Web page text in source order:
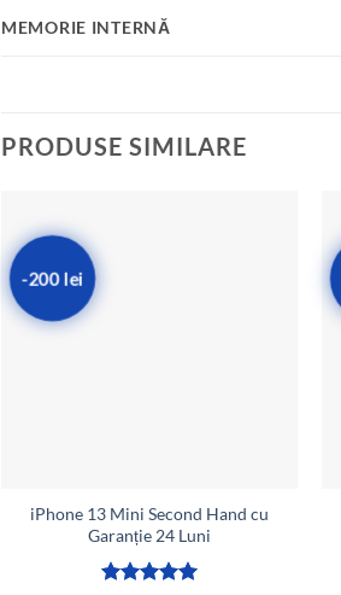
MEMORIE INTERNĂ
PRODUSE SIMILARE
-200 lei
iPhone 13 Mini Second Hand cu
Garanție 24 Luni